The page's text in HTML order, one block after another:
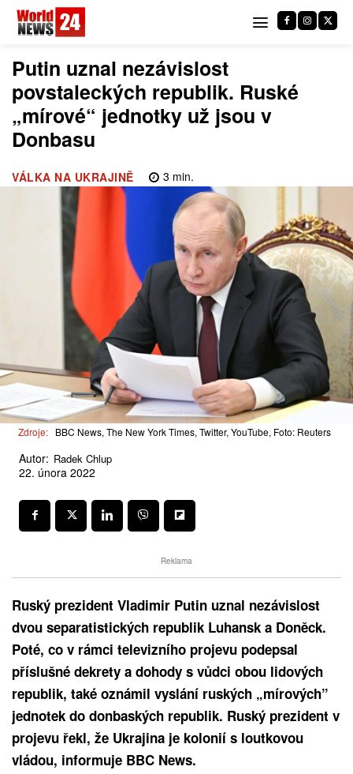
Putin uznal nezávislost
povstaleckých republik. Ruské
„mírové“ jednotky už jsou v
Donbasu
VÁLKA NA UKRAJINĚ 3 min.
Zdroje: BBC News, The New York Times, Twitter, YouTube, Foto: Reuters
Autor: Radek Chlup
22. února 2022
Reklama
Ruský prezident Vladimir Putin uznal nezávislost
dvou separatistických republik Luhansk a Doněck.
Poté, co v rámci televizního projevu podepsal
příslušné dekrety a dohody s vůdci obou lidových
republik, také oznámil vyslání ruských „mírových”
jednotek do donbaských republik. Ruský prezident v
projevu řekl, že Ukrajina je kolonií s loutkovou
vládou, informuje BBC News.